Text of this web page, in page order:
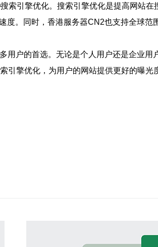
索引擎优化。搜索引擎优化是提高网站
度。同时，香港服务器CN2也支持全球
用户的首选。无论是个人用户还是企业
引擎优化，为用户的网站提供更好的曝